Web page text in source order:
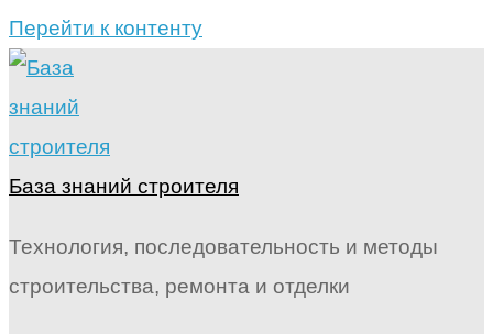
Перейти к контенту
База знаний строителя
Технология, последовательность и методы
строительства, ремонта и отделки